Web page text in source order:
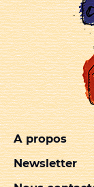
A propos
Newsletter